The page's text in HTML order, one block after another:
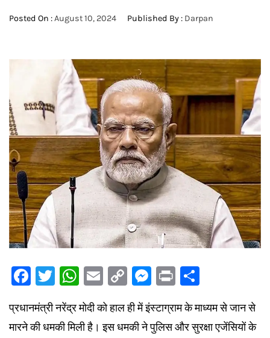
Posted On :August 10, 2024 Published By : Darpan
Facebook
Twitter
WhatsApp
Email
CopyMessenger
Print
प्रधानमंत्री नरेंद्र मोदी को हाल ही में इंस्टाग्राम के माध्यम से जान से
मारने की धमकी मिली है। इस धमकी ने पुलिस और सुरक्षा एजेंसियों के